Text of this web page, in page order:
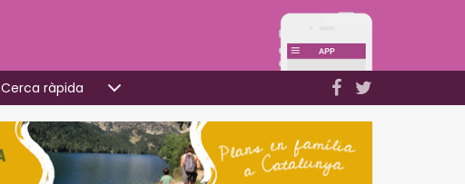
Cerca ràpida